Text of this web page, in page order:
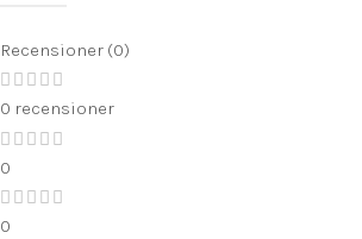
Recensioner (0)
0 recensioner
0
0